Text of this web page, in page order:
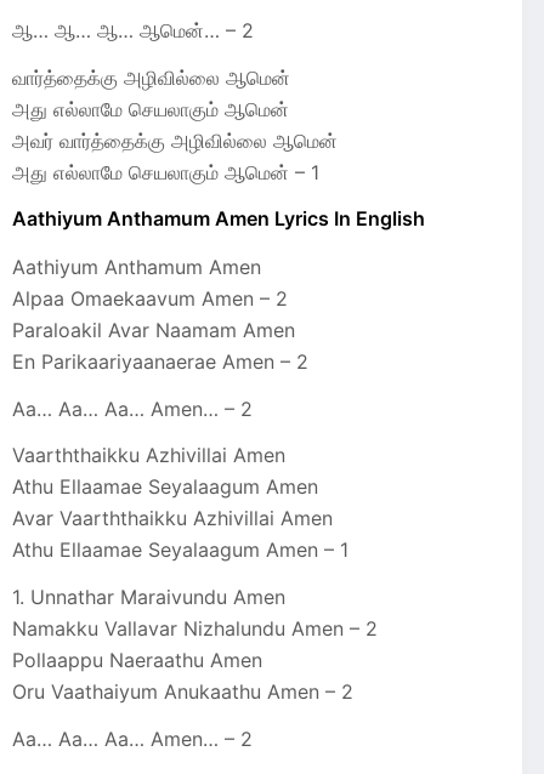
ஆ… ஆ… ஆ… ஆமென்… – 2
வார்த்தைக்கு அழிவில்லை ஆமென்
அது எல்லாமே செயலாகும் ஆமென்
அவர் வார்த்தைக்கு அழிவில்லை ஆமென்
அது எல்லாமே செயலாகும் ஆமென் – 1
Aathiyum Anthamum Amen Lyrics In English
Aathiyum Anthamum Amen
Alpaa Omaekaavum Amen – 2
Paraloakil Avar Naamam Amen
En Parikaariyaanaerae Amen – 2
Aa… Aa… Aa… Amen… – 2
Vaarththaikku Azhivillai Amen
Athu Ellaamae Seyalaagum Amen
Avar Vaarththaikku Azhivillai Amen
Athu Ellaamae Seyalaagum Amen – 1
1. Unnathar Maraivundu Amen
Namakku Vallavar Nizhalundu Amen – 2
Pollaappu Naeraathu Amen
Oru Vaathaiyum Anukaathu Amen – 2
Aa… Aa… Aa… Amen… – 2